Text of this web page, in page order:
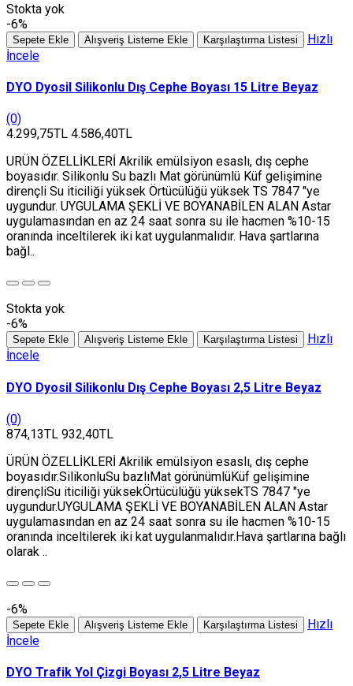
Stokta yok
-6%
Sepete Ekle Alışveriş Listeme Ekle Karşılaştırma Listesi
Hızlı
İncele
DYO Dyosil Silikonlu Dış Cephe Boyası 15 Litre Beyaz
(0)
4.299,75TL 4.586,40TL
URÜN ÖZELLİKLERİ Akrilik emülsiyon esaslı, dış cephe
boyasıdır. Silikonlu Su bazlı Mat görünümlü Küf gelişimine
dirençli Su iticiliği yüksek Örtücülüğü yüksek TS 7847 "ye
uygundur. UYGULAMA ŞEKLİ VE BOYANABİLEN ALAN Astar
uygulamasından en az 24 saat sonra su ile hacmen %10-15
oranında inceltilerek iki kat uygulanmalıdır. Hava şartlarına
bağl..
Stokta yok
-6%
Sepete Ekle Alışveriş Listeme Ekle Karşılaştırma Listesi
Hızlı
İncele
DYO Dyosil Silikonlu Dış Cephe Boyası 2,5 Litre Beyaz
(0)
874,13TL 932,40TL
ÜRÜN ÖZELLİKLERİ Akrilik emülsiyon esaslı, dış cephe
boyasıdır.SilikonluSu bazlıMat görünümlüKüf gelişimine
dirençliSu iticiliği yüksekÖrtücülüğü yüksekTS 7847 "ye
uygundur.UYGULAMA ŞEKLİ VE BOYANABİLEN ALAN Astar
uygulamasından en az 24 saat sonra su ile hacmen %10-15
oranında inceltilerek iki kat uygulanmalıdır.Hava şartlarına bağlı
olarak ..
-6%
Sepete Ekle Alışveriş Listeme Ekle Karşılaştırma Listesi
Hızlı
İncele
DYO Trafik Yol Çizgi Boyası 2,5 Litre Beyaz